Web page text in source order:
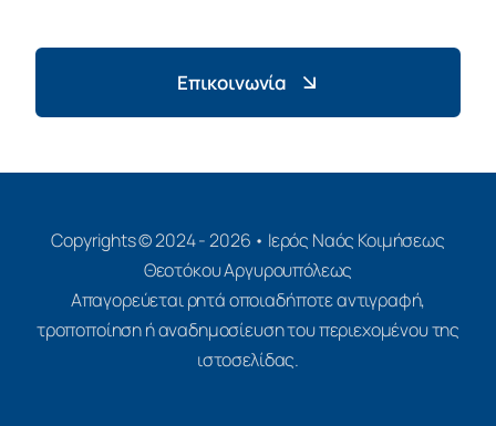
Επικοινωνία
Copyrights © 2024 - 2026 • Ιερός Ναός Κοιμήσεως
Θεοτόκου Αργυρουπόλεως
Απαγορεύεται ρητά οποιαδήποτε αντιγραφή,
τροποποίηση ή αναδημοσίευση του περιεχομένου της
ιστοσελίδας.